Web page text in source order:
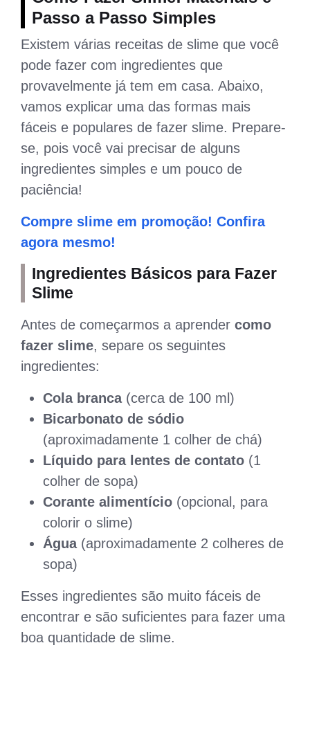
Passo a Passo Simples
Existem várias receitas de slime que você
pode fazer com ingredientes que
provavelmente já tem em casa. Abaixo,
vamos explicar uma das formas mais
fáceis e populares de fazer slime. Prepare-
se, pois você vai precisar de alguns
ingredientes simples e um pouco de
paciência!
Compre slime em promoção! Confira
agora mesmo!
Ingredientes Básicos para Fazer
Slime
Antes de começarmos a aprender como
fazer slime, separe os seguintes
ingredientes:
Cola branca(cerca de 100 ml)
Bicarbonato de sódio
(aproximadamente 1 colher de chá)
Líquido para lentes de contato (1
colher de sopa)
Corante alimentício (opcional, para
colorir o slime)
Água(aproximadamente 2 colheres de
sopa)
Esses ingredientes são muito fáceis de
encontrar e são suficientes para fazer uma
boa quantidade de slime.